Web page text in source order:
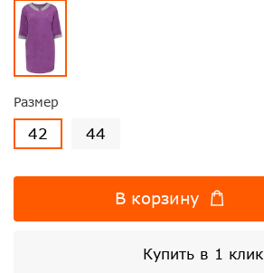
Размер
42 44
В корзину
Купить в 1 клик